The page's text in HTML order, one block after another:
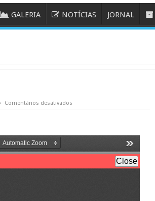
GALERIA NOTÍCIAS JORNAL
Comentários desativados
Edição